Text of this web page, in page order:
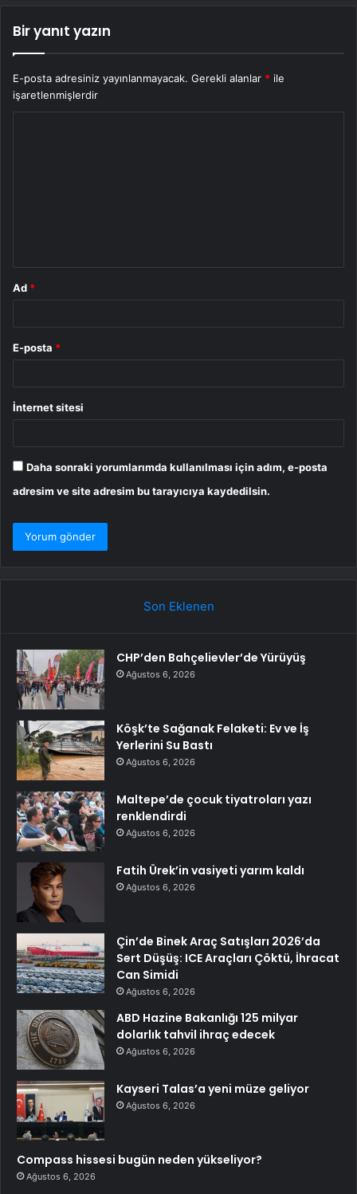
Bir yanıt yazın
E-posta adresiniz yayınlanmayacak. Gerekli alanlar * ile
işaretlenmişlerdir
Ad *
E-posta *
İnternet sitesi
Daha sonraki yorumlarımda kullanılması için adım, e-posta
adresim ve site adresim bu tarayıcıya kaydedilsin.
Son Eklenen
CHP’den Bahçelievler’de Yürüyüş
Ağustos 6, 2026
Köşk’te Sağanak Felaketi: Ev ve İş
Yerlerini Su Bastı
Ağustos 6, 2026
Maltepe’de çocuk tiyatroları yazı
renklendirdi
Ağustos 6, 2026
Fatih Ürek’in vasiyeti yarım kaldı
Ağustos 6, 2026
Çin’de Binek Araç Satışları 2026’da
Sert Düşüş: ICE Araçları Çöktü, İhracat
Can Simidi
Ağustos 6, 2026
ABD Hazine Bakanlığı 125 milyar
dolarlık tahvil ihraç edecek
Ağustos 6, 2026
Kayseri Talas’a yeni müze geliyor
Ağustos 6, 2026
Compass hissesi bugün neden yükseliyor?
Ağustos 6, 2026